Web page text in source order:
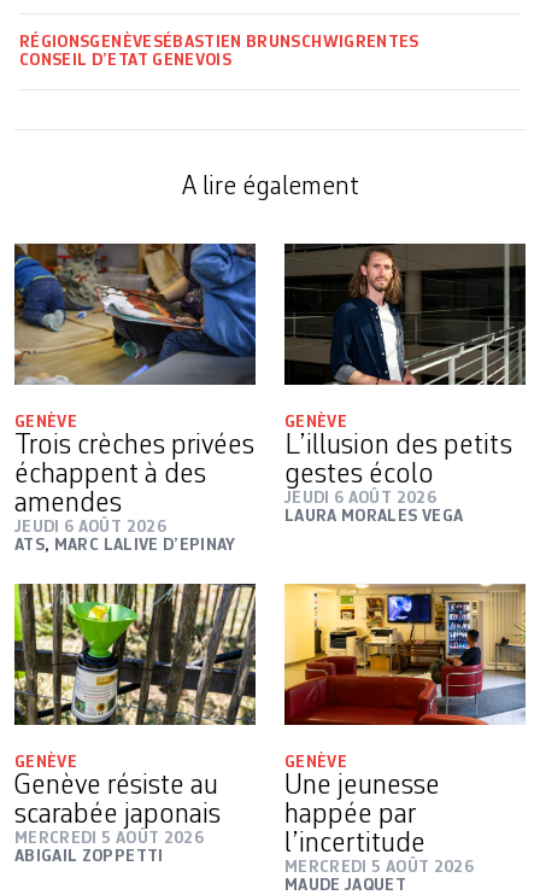
RÉGIONSGENÈVE SÉBASTIEN BRUNSCHWIG RENTES
CONSEIL D’ETAT GENEVOIS
A lire également
GENÈVE
Trois crèches privées
échappent à des
amendes
JEUDI 6 AOÛT 2026
ATS, MARC LALIVE D’EPINAY
GENÈVE
L’illusion des petits
gestes écolo
JEUDI 6 AOÛT 2026
LAURA MORALES VEGA
GENÈVE
Genève résiste au
scarabée japonais
MERCREDI 5 AOÛT 2026
ABIGAIL ZOPPETTI
GENÈVE
Une jeunesse
happée par
l’incertitude
MERCREDI 5 AOÛT 2026
MAUDE JAQUET